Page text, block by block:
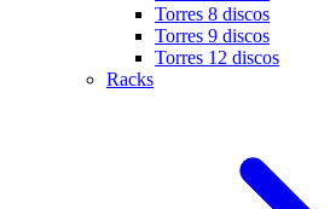
Torres 8 discos
Torres 9 discos
Torres 12 discos
Racks